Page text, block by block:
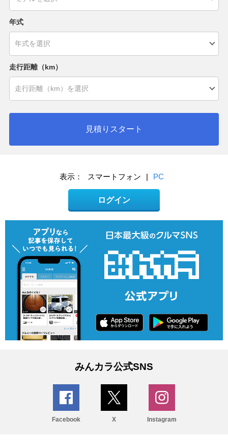
年式
走行距離（km）
見積りスタート
表示： スマートフォン | PC
ログイン
みんカラ公式SNS
Facebook X Instagram